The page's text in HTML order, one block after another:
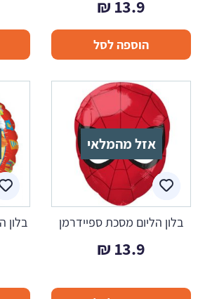
13.9
₪
הוספה לסל
אזל מהמלאי
בלון הליום מסכת ספיידרמן
13.9
₪